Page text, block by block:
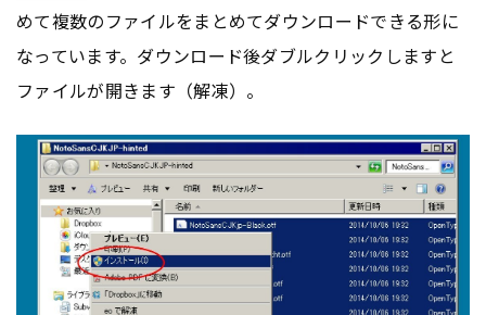
めて複数のファイルをまとめてダウンロードできる形に
なっています。ダウンロード後ダブルクリックしますと
ファイルが開きます（解凍）。